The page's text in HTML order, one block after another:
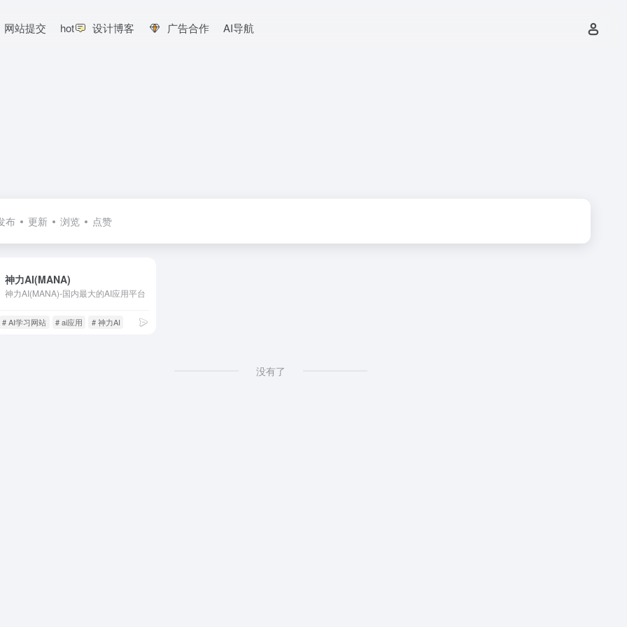
网站提交 hot 设计博客 广告合作 AI导航
布 更新 浏览 点赞
神力AI(MANA)
神力AI(MANA)-国内最大的AI应用平台
# AI学习网站 # ai应用 # 神力AI
没有了